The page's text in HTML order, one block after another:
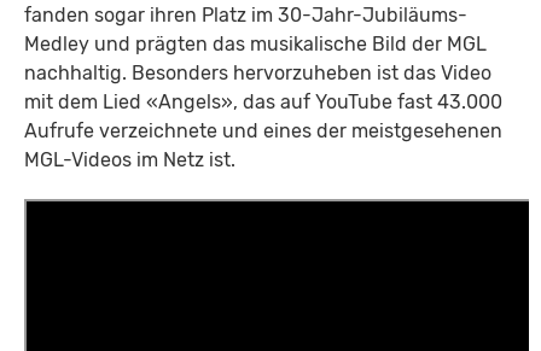
fanden sogar ihren Platz im 30-Jahr-Jubiläums-
Medley und prägten das musikalische Bild der MGL
nachhaltig. Besonders hervorzuheben ist das Video
mit dem Lied «Angels», das auf YouTube fast 43.000
Aufrufe verzeichnete und eines der meistgesehenen
MGL-Videos im Netz ist.